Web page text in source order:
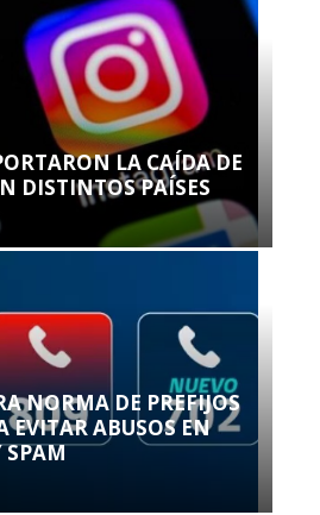
LA CAÍDA DE
DISTINTOS PAÍSES
NORMA DE PREFIJOS
EVITAR ABUSOS EN
SPAM